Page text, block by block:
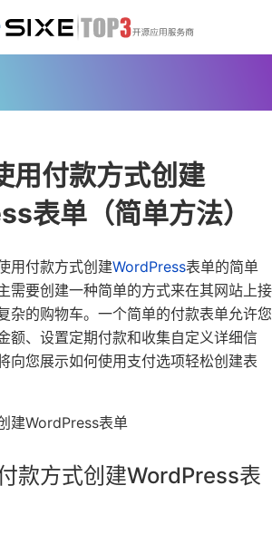
用付款方式创建
表单（简单方法）
用付款方式创建WordPress表单的简单
需要创建一种简单的方式来在其网站上接
杂的购物车。一个简单的付款表单允许您
额、设置定期付款和收集自定义详细信
向您展示如何使用支付选项轻松创建表
款方式创建WordPress表